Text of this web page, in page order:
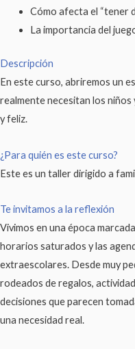
Cómo afecta el “tener
La importancia del
Descripción
En este curso, abriremos un
realmente necesitan los
y feliz.
¿Para quién es este curso?
Este es un taller dirigido a
Te invitamos a la reflexión
Vivimos en una época
horarios saturados y las
extraescolares. Desde muy
rodeados de regalos,
decisiones que parecen
una necesidad real.